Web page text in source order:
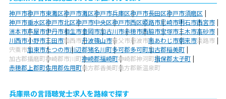
神戸市神戸市東灘区神戸市灘区神戸市兵庫区神戸市長田区神戸市須磨区
神戸市垂水区神戸市北区神戸市中央区神戸市西区姫路市尼崎市明石市西宮市
洲本市芦屋市伊丹市相生市豊岡市加古川市赤穂市西脇市宝塚市三木市高砂市
川西市小野市三田市加西市丹波篠山市養父市丹波市南あわじ市朝来市淡路市
宍粟市加東市たつの市川辺郡猪名川町多可郡多可町加古郡稲美町
加古郡播磨町神崎郡市川町神崎郡福崎町神崎郡神河町揖保郡太子町
赤穂郡上郡町佐用郡佐用町美方郡香美町美方郡新温泉町
兵庫県の言語聴覚士求人を路線で探す